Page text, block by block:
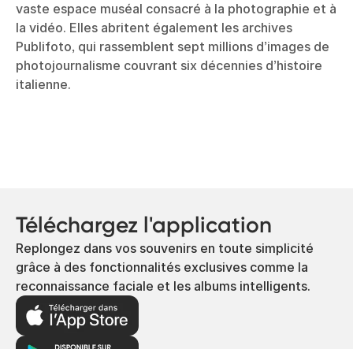
vaste espace muséal consacré à la photographie et à
la vidéo. Elles abritent également les archives
Publifoto, qui rassemblent sept millions d’images de
photojournalisme couvrant six décennies d’histoire
italienne.
Téléchargez l'application
Replongez dans vos souvenirs en toute simplicité
grâce à des fonctionnalités exclusives comme la
reconnaissance faciale et les albums intelligents.